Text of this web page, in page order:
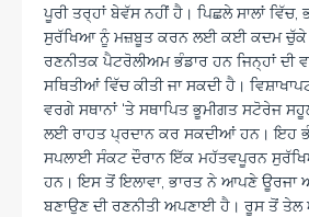
ਪੂਰੀ ਤਰ੍ਹਾਂ ਬੇਵੱਸ ਨਹੀਂ ਹੈ। ਪਿਛਲੇ ਸਾਲਾਂ
ਸੁਰੱਖਿਆ ਨੂੰ ਮਜ਼ਬੂਤ ​​ਕਰਨ ਲਈ ਕਈ ਕਦਮ ਚੁੱਕੇ
ਰਣਨੀਤਕ ਪੈਟਰੋਲੀਅਮ ਭੰਡਾਰ ਹਨ ਜਿਨ੍ਹਾਂ ਦੀ
ਸਥਿਤੀਆਂ ਵਿੱਚ ਕੀਤੀ ਜਾ ਸਕਦੀ ਹੈ।
ਵਰਗੇ ਸਥਾਨਾਂ ‘ਤੇ ਸਥਾਪਿਤ ਭੂਮੀਗਤ ਸਟੋਰੇਜ
ਲਈ ਰਾਹਤ ਪ੍ਰਦਾਨ ਕਰ ਸਕਦੀਆਂ ਹਨ। ਇਹ
ਸਪਲਾਈ ਸੰਕਟ ਦੌਰਾਨ ਇੱਕ ਮਹੱਤਵਪੂਰਨ
ਹਨ। ਇਸ ਤੋਂ ਇਲਾਵਾ, ਭਾਰਤ ਨੇ ਆਪਣੇ ਊਰਜਾ
ਬਣਾਉਣ ਦੀ ਰਣਨੀਤੀ ਅਪਣਾਈ ਹੈ। ਰੂਸ ਤੋਂ ਤੇਲ